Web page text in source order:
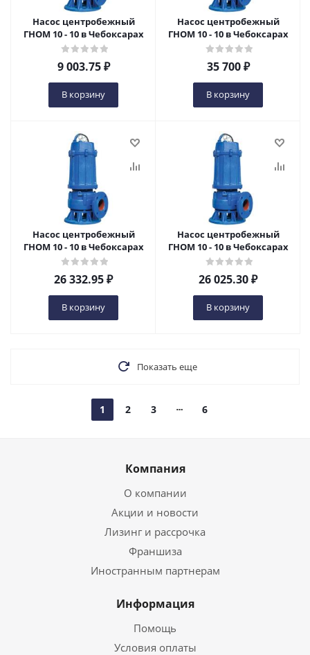
Насос центробежный
ГНОМ 10 - 10 в Чебоксарах
9 003.75₽
В корзину
Насос центробежный
ГНОМ 10 - 10 в Чебоксарах
35 700₽
В корзину
Насос центробежный
ГНОМ 10 - 10 в Чебоксарах
26 332.95₽
В корзину
Насос центробежный
ГНОМ 10 - 10 в Чебоксарах
26 025.30₽
В корзину
Показать еще
1 2 3 6
Компания
О компании
Акции и новости
Лизинг и рассрочка
Франшиза
Иностранным партнерам
Информация
Помощь
Условия оплаты